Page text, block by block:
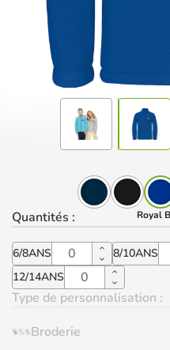
Royal
Quantités :
6/8ANS 8/10ANS
12/14ANS
Type de personnalisation :
Broderie